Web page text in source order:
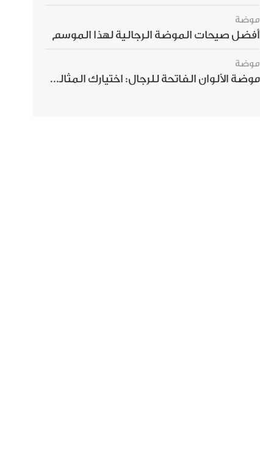
موضة
أفضل صيحات الموضة الرجالية لهذا الموسم
موضة
موضة الألوان الفاتحة للرجال: اختيارك المثالي لإطلالة صيفية مبهرة